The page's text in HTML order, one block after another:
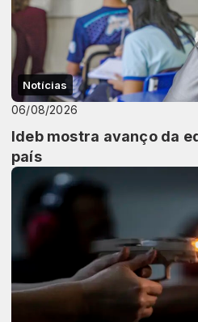
Notícias
06/08/2026
Ideb mostra avanço da
país